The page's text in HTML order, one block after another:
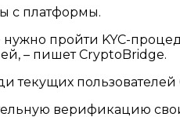
с платформы.
пройти KYC-
– пишет CryptoBridge.
текущих
верификацию